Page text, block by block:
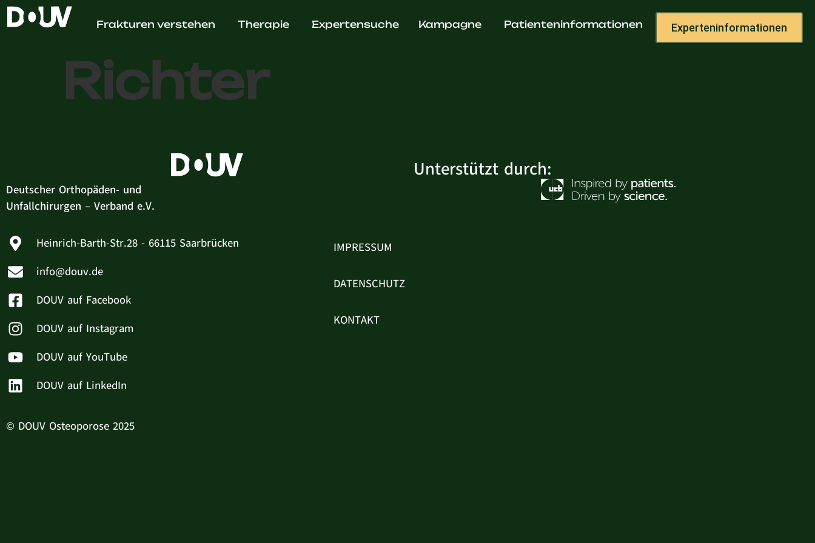
Frakturen verstehen Therapie Expertensuche Kampagne Patienteninformationen Experteninformationen
Dr. med. Matthias
Richter
Deutscher Orthopäden- und
Unfallchirurgen – Verband e.V.
Unterstützt durch:
Heinrich-Barth-Str.28 - 66115 Saarbrücken
info@douv.de
DOUV auf Facebook
DOUV auf Instagram
DOUV auf YouTube
DOUV auf LinkedIn
IMPRESSUM
DATENSCHUTZ
KONTAKT
© DOUV Osteoporose 2025